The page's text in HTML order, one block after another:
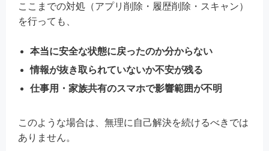
ここまでの対処（アプリ削除・履歴削除・スキャン）
を行っても、
本当に安全な状態に戻ったのか分からない
情報が抜き取られていないか不安が残る
仕事用・家族共有のスマホで影響範囲が不明
このような場合は、無理に自己解決を続けるべきでは
ありません。